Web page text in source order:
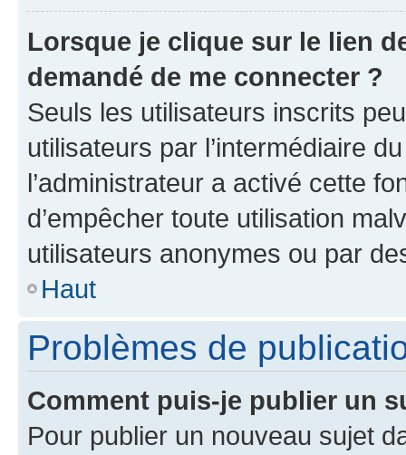
Lorsque je clique sur le lien
demandé de me connecter ?
Seuls les utilisateurs inscrits
utilisateurs par l’intermédiaire
l’administrateur a activé cette
d’empêcher toute utilisation
utilisateurs anonymes ou par
Haut
Problèmes de
Comment puis-je publier un
Pour publier un nouveau sujet